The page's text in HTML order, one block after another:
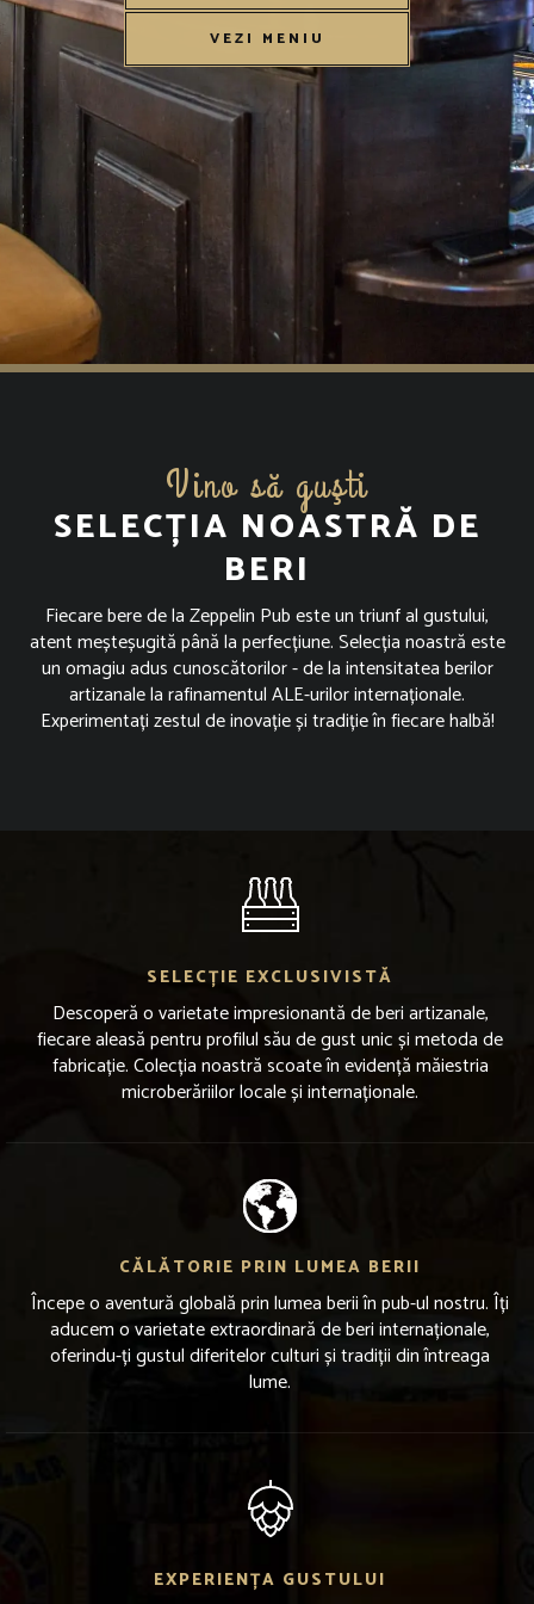
VEZI MENIU
Vino să guşti
SELECȚIA NOASTRĂ DE
BERI
Fiecare bere de la Zeppelin Pub este un triunf al gustului,
atent meșteșugită până la perfecțiune. Selecția noastră este
un omagiu adus cunoscătorilor - de la intensitatea berilor
artizanale la rafinamentul ALE-urilor internaționale.
Experimentați zestul de inovație și tradiție în fiecare halbă!
SELECȚIE EXCLUSIVISTĂ
Descoperă o varietate impresionantă de beri artizanale,
fiecare aleasă pentru profilul său de gust unic și metoda de
fabricație. Colecția noastră scoate în evidență măiestria
microberăriilor locale și internaționale.
CĂLĂTORIE PRIN LUMEA BERII
Începe o aventură globală prin lumea berii în pub-ul nostru. Îți
aducem o varietate extraordinară de beri internaționale,
oferindu-ți gustul diferitelor culturi și tradiții din întreaga
lume.
EXPERIENȚA GUSTULUI